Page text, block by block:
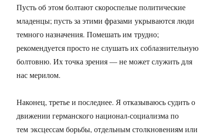
Пусть об этом болтают скороспелые политические
младенцы; пусть за этими фразами укрываются люди
темного назначения. Помешать им трудно;
рекомендуется просто не слушать их соблазнительную
болтовню. Их точка зрения — не может служить для
нас мерилом.
Наконец, третье и последнее. Я отказываюсь судить о
движении германского национал-социализма по
тем эксцессам борьбы, отдельным столкновениям или